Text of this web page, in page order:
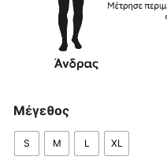
Μέγεθος
S M L XL